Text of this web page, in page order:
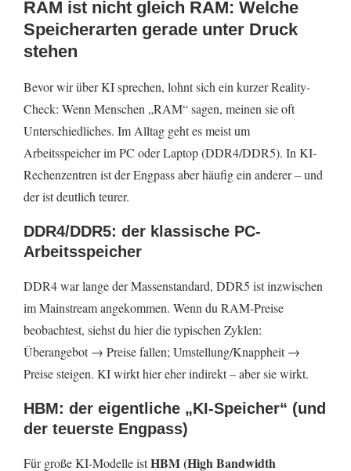
Was Firmen dagegen tun (und warum das nicht
sofort bei dir im Warenkorb ankommt)
Redesign von Systemen: effizientere
Multi-Sourcing und stärkere Diversifikation
Investitionen in HBM/Packaging-Kapazitäten
RAM-Preise im KI-Zeitalter?
1) Höhere Volatilität bleibt wahrscheinlich
2) HBM bleibt der Premium-Engpass, der den Rest
des Marktes mitprägt
3) KI-PCs erhöhen die „Normalgröße“ an RAM
4) Effizienzmaßnahmen bremsen, aber stoppen den
Was du praktisch tun kannst, wenn du jetzt kaufen
RAM ist nicht gleich RAM: Welche
Speicherarten gerade unter Druck
stehen
Bevor wir über KI sprechen, lohnt sich ein kurzer Reality-
Check: Wenn Menschen „RAM“ sagen, meinen sie oft
Unterschiedliches. Im Alltag geht es meist um
Arbeitsspeicher im PC oder Laptop (DDR4/DDR5). In KI-
Rechenzentren ist der Engpass aber häufig ein anderer – und
der ist deutlich teurer.
DDR4/DDR5: der klassische PC-
Arbeitsspeicher
DDR4 war lange der Massenstandard, DDR5 ist inzwischen
im Mainstream angekommen. Wenn du RAM-Preise
beobachtest, siehst du hier die typischen Zyklen:
Überangebot → Preise fallen; Umstellung/Knappheit →
Preise steigen. KI wirkt hier eher indirekt – aber sie wirkt.
HBM: der eigentliche „KI-Speicher“ (und
der teuerste Engpass)
Für große KI-Modelle istHBM (High Bandwidth